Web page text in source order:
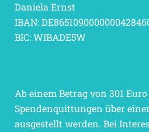
Daniela Ernst
IBAN:
BIC: WIBADE5W
Ab einem Betrag von 301
Spendenquittungen über
ausgestellt werden. Bei